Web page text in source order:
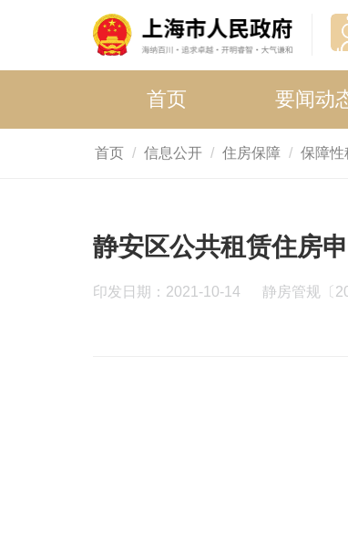
首页 要闻动
首页 信息公开 住房保障 保障性
静安区公共租赁住房
印发日期：2021-10-14 静房管规〔